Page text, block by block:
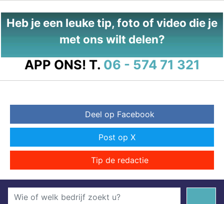
Heb je een leuke tip, foto of video die je
met ons wilt delen?
APP ONS! T. 06 - 574 71 321
Deel op Facebook
Post op X
Tip de redactie